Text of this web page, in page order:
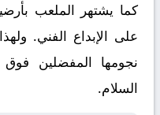
كما يشتهر الملعب
على الإبداع الفني.
نجومها المفضلين
السلام.